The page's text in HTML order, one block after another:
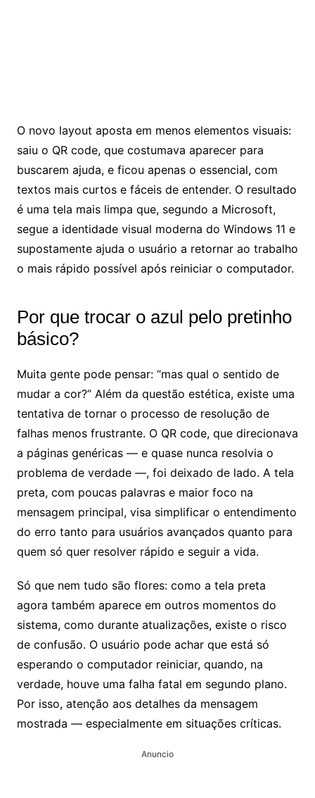
O novo layout aposta em menos elementos visuais:
saiu o QR code, que costumava aparecer para
buscarem ajuda, e ficou apenas o essencial, com
textos mais curtos e fáceis de entender. O resultado
é uma tela mais limpa que, segundo a Microsoft,
segue a identidade visual moderna do Windows 11 e
supostamente ajuda o usuário a retornar ao trabalho
o mais rápido possível após reiniciar o computador.
Por que trocar o azul pelo pretinho
básico?
Muita gente pode pensar: “mas qual o sentido de
mudar a cor?” Além da questão estética, existe uma
tentativa de tornar o processo de resolução de
falhas menos frustrante. O QR code, que direcionava
a páginas genéricas — e quase nunca resolvia o
problema de verdade —, foi deixado de lado. A tela
preta, com poucas palavras e maior foco na
mensagem principal, visa simplificar o entendimento
do erro tanto para usuários avançados quanto para
quem só quer resolver rápido e seguir a vida.
Só que nem tudo são flores: como a tela preta
agora também aparece em outros momentos do
sistema, como durante atualizações, existe o risco
de confusão. O usuário pode achar que está só
esperando o computador reiniciar, quando, na
verdade, houve uma falha fatal em segundo plano.
Por isso, atenção aos detalhes da mensagem
mostrada — especialmente em situações críticas.
Anuncio